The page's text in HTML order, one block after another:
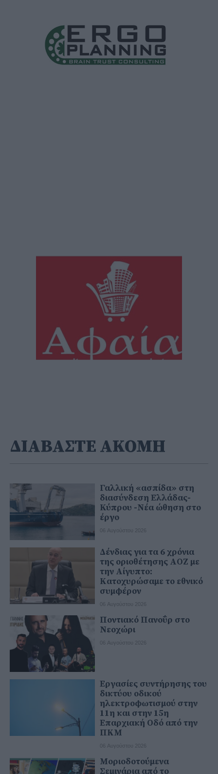
ΔΙΑΒΑΣΤΕ ΑΚΟΜΗ
Γαλλική «ασπίδα» στη
διασύνδεση Ελλάδας-
Κύπρου -Νέα ώθηση στο
έργο
06 Αυγούστου 2026
Δένδιας για τα 6 χρόνια
της οριοθέτησης ΑΟΖ με
την Αίγυπτο:
Κατοχυρώσαμε το εθνικό
συμφέρον
06 Αυγούστου 2026
Ποντιακό Πανοΰρ στο
Νεοχώρι
06 Αυγούστου 2026
Εργασίες συντήρησης του
δικτύου οδικού
ηλεκτροφωτισμού στην
11η και στην 15η
Επαρχιακή Οδό από την
ΠΚΜ
06 Αυγούστου 2026
Μοριοδοτούμενα
Σεμινάρια από το